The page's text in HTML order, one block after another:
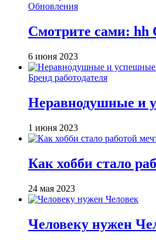
Обновления
Смотрите сами: hh
6 июня 2023
Бренд работодателя
Неравнодушные и
1 июня 2023
Как хобби стало
24 мая 2023
Человеку нужен